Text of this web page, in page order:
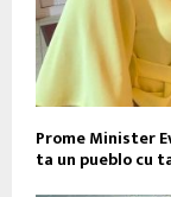
Prome Minister
ta un pueblo cu